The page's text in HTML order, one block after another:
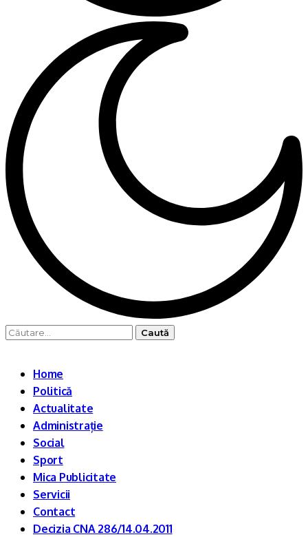
Caută
Home
Politică
Actualitate
Administrație
Social
Sport
Mica Publicitate
Servicii
Contact
Decizia CNA 286/14.04.2011